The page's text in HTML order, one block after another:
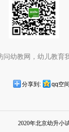
幼教网，幼儿教育
分享到: qq空间
2020年北京幼升小